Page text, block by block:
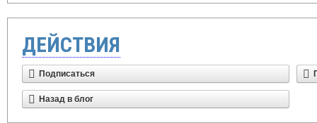
ДЕЙСТВИЯ
Подписаться
Назад в блог